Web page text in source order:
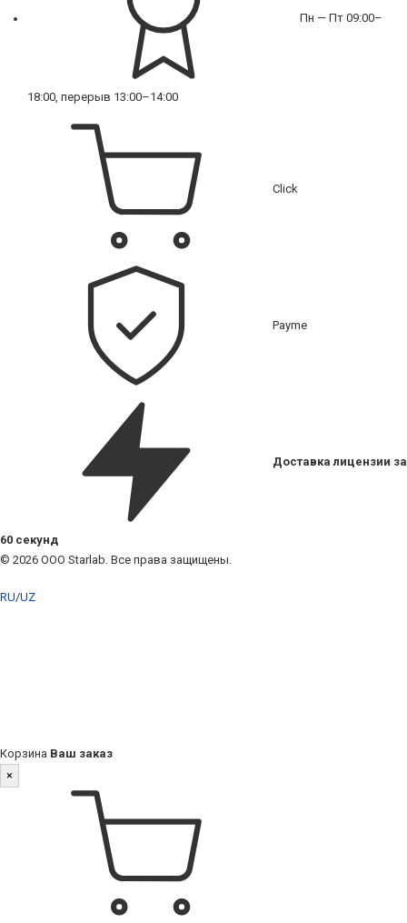
Пн — Пт 09:00–
18:00, перерыв 13:00–14:00
Click
Payme
Доставка лицензии за
60 секунд
© 2026 ООО Starlab. Все права защищены.
RU/UZ
Корзина Ваш заказ
×